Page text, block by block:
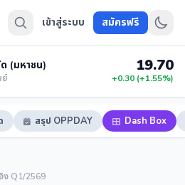
เข้าสู่ระบบ สมัครฟรี
(มหาชน)
ย์
19.70
+0.30 (+1.55%)
สรุป OPPDAY Dash Box
ง Q1/2569